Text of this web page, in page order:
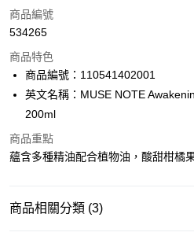
信用卡
AlipayHK
PayMe
BoC Pay
送貨方式
商品編號
534265
商品特色
商品編號：110541402001
英文名稱：MUSE NOTE
200ml
商品重點
蘊含多種精油配合植物油，酸甜柑橘
商品相關分類 (3)